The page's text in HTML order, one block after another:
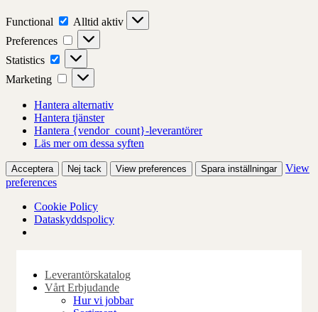
Functional Functional
Alltid aktiv
Preferences
Preferences
Statistics Statistics
Marketing Marketing
Hantera alternativ
Hantera tjänster
Hantera {vendor_count}-leverantörer
Läs mer om dessa syften
Acceptera Nej tack View preferences Spara inställningar
View
preferences
Cookie Policy
Dataskyddspolicy
content
Leverantörskatalog
Vårt Erbjudande
Hur vi jobbar